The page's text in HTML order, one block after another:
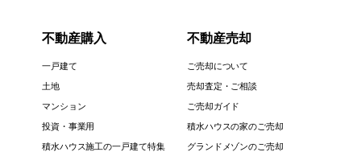
不動産購入
一戸建て
土地
マンション
投資・事業用
積水ハウス施工の一戸建て特集
不動産売却
ご売却について
売却査定・ご相談
ご売却ガイド
積水ハウスの家のご売却
グランドメゾンのご売却